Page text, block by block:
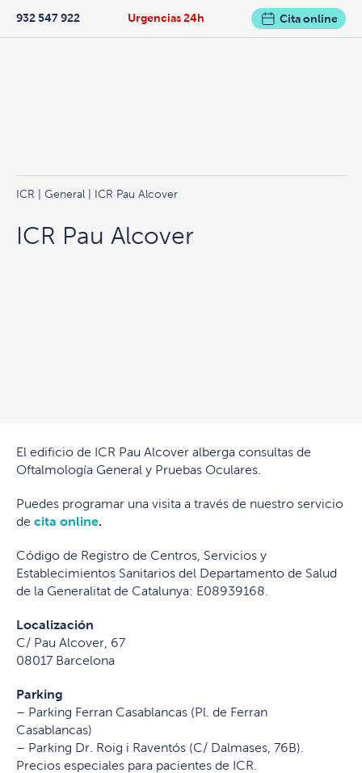
Urgencias 24h
932 547 922 Cita online
ICR General | ICR Pau Alcover
ICR Pau Alcover
El edificio de ICR Pau Alcover alberga consultas de
Oftalmología General y Pruebas Oculares.
Puedes programar una visita a través de nuestro servicio
de cita online.
Código de Registro de Centros, Servicios y
Establecimientos Sanitarios del Departamento de Salud
de la Generalitat de Catalunya: E08939168.
Localización
C/ Pau Alcover, 67
08017 Barcelona
Parking
– Parking Ferran Casablancas (Pl. de Ferran
Casablancas)
– Parking Dr. Roig i Raventós (C/ Dalmases, 76B).
Precios especiales para pacientes de ICR.